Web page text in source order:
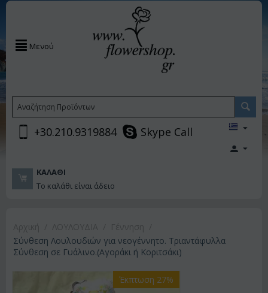
Μενού
+30.210.9319884 Skype Call
ΚΑΛΆΘΙ
Το καλάθι είναι άδειο
Σύνθεση Λουλουδιών για νεογέννητο. Τριαντάφυλλα
Σύνθεση σε Γυάλινο.(Αγοράκι ή Κοριτσάκι)
Έκπτωση 27%